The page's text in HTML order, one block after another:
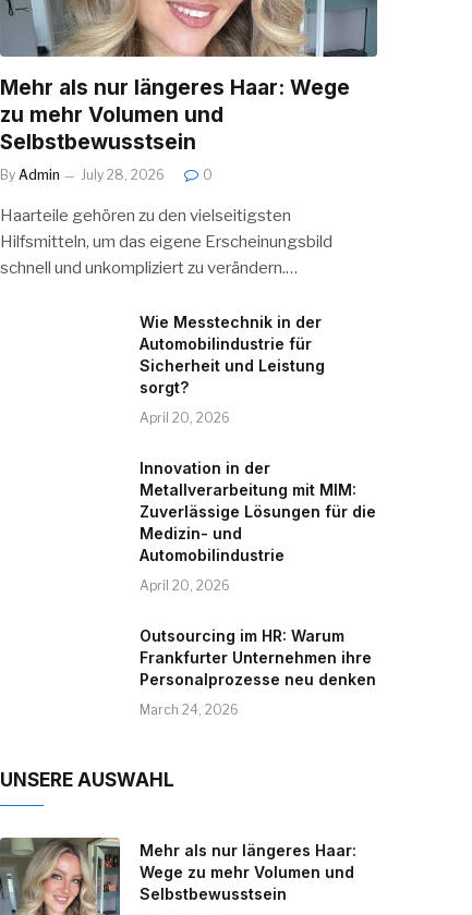
Mehr als nur längeres Haar: Wege
zu mehr Volumen und
Selbstbewusstsein
By Admin July 28, 2026 0
Haarteile gehören zu den vielseitigsten
Hilfsmitteln, um das eigene Erscheinungsbild
schnell und unkompliziert zu verändern.…
Wie Messtechnik in der
Automobilindustrie für
Sicherheit und Leistung
sorgt?
April 20, 2026
Innovation in der
Metallverarbeitung mit MIM:
Zuverlässige Lösungen für die
Medizin- und
Automobilindustrie
April 20, 2026
Outsourcing im HR: Warum
Frankfurter Unternehmen ihre
Personalprozesse neu denken
March 24, 2026
UNSERE AUSWAHL
Mehr als nur längeres Haar:
Wege zu mehr Volumen und
Selbstbewusstsein